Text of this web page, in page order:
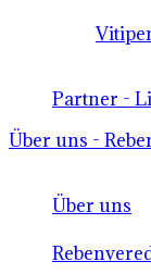
Partner -
Über uns -
Über uns